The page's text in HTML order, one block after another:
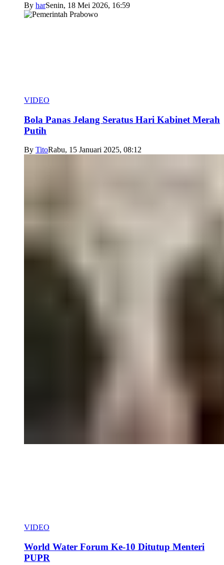
By harSenin, 18 Mei 2026, 16:59
VIDEO
Bola Panas Jelang Seratus Hari Kabinet Merah
Putih
By TitoRabu, 15 Januari 2025, 08:12
VIDEO
World Water Forum Ke-10 Ditutup Menteri
PUPR